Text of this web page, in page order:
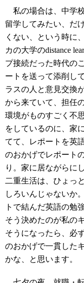
私の場合は、中学
留学してみたい、だ
くない、という時に
カの大学のdistance
プ接続だった時代の
ートを送って添削し
ラスの人と意見交換
から来ていて、担任
環境がものすごく不
をしているのに、家
てて、レポートを英
のおかげでレポート
り。家に居ながらに
二重生活は、ひょっ
しろいんじゃないか
トで結んだ英語の勉
そう決めたのが私の
そうになったら、必
のおかげで一貫した
かな、と思います。